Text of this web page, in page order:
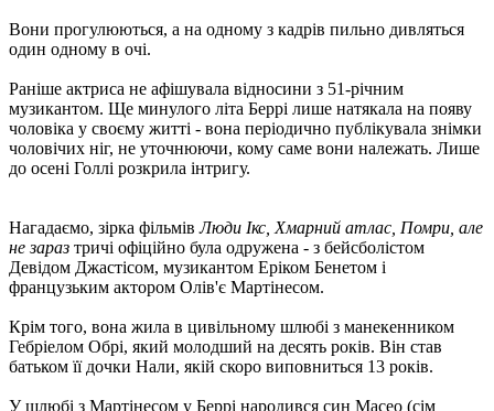
Вони прогулюються, а на одному з кадрів пильно дивляться
один одному в очі.
Раніше актриса не афішувала відносини з 51-річним
музикантом. Ще минулого літа Беррі лише натякала на появу
чоловіка у своєму житті - вона періодично публікувала знімки
чоловічих ніг, не уточнюючи, кому саме вони належать. Лише
до осені Голлі розкрила інтригу.
Нагадаємо, зірка фільмівЛюди Ікс, Хмарний атлас, Помри, але
не зараз тричі офіційно була одружена - з бейсболістом
Девідом Джастісом, музикантом Еріком Бенетом і
французьким актором Олів'є Мартінесом.
Крім того, вона жила в цивільному шлюбі з манекенником
Гебріелом Обрі, який молодший на десять років. Він став
батьком її дочки Нали, якій скоро виповниться 13 років.
У шлюбі з Мартінесом у Беррі народився син Масео (сім